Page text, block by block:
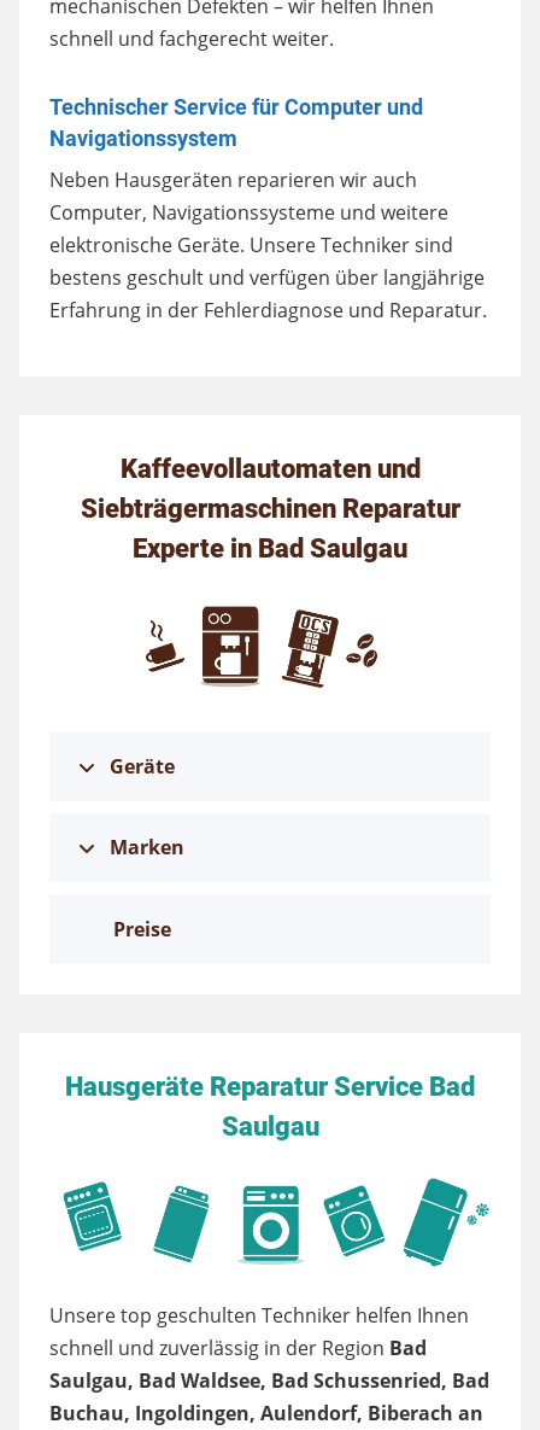
mechanischen Defekten – wir helfen Ihnen
schnell und fachgerecht weiter.
Technischer Service für Computer und
Navigationssystem
Neben Hausgeräten reparieren wir auch
Computer, Navigationssysteme und weitere
elektronische Geräte. Unsere Techniker sind
bestens geschult und verfügen über langjährige
Erfahrung in der Fehlerdiagnose und Reparatur.
Kaffeevollautomaten und
Siebträgermaschinen Reparatur
Experte in Bad Saulgau
Geräte
Marken
Preise
Hausgeräte Reparatur Service Bad
Saulgau
Unsere top geschulten Techniker helfen Ihnen
schnell und zuverlässig in der Region Bad
Saulgau, Bad Waldsee, Bad Schussenried, Bad
Buchau, Ingoldingen, Aulendorf, Biberach an